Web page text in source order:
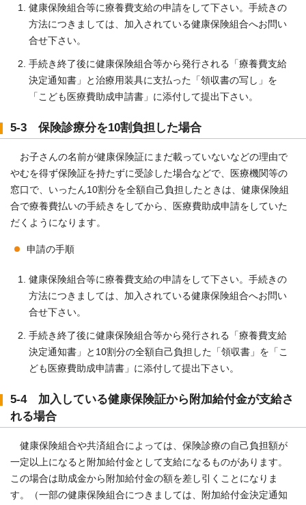
健康保険組合等に療養費支給の申請をして下さい。手続きの
方法につきましては、加入されている健康保険組合へお問い
合せ下さい。
手続き終了後に健康保険組合等から発行される「療養費支給
決定通知書」と治療用装具に支払った「領収書の写し」を
「こども医療費助成申請書」に添付して提出下さい。
5-3 保険診療分を10割負担した場合
お子さんの名前が健康保険証にまだ載っていないなどの理由で
やむを得ず保険証を持たずに受診した場合などで、医療機関等の
窓口で、いったん10割分を全額自己負担したときは、健康保険組
合で療養費払いの手続きをしてから、医療費助成申請をしていた
だくようになります。
申請の手順
健康保険組合等に療養費支給の申請をして下さい。手続きの
方法につきましては、加入されている健康保険組合へお問い
合せ下さい。
手続き終了後に健康保険組合等から発行される「療養費支給
決定通知書」と10割分の全額自己負担した「領収書」を「こ
ども医療費助成申請書」に添付して提出下さい。
5-4 加入している健康保険証から附加給付金が支給さ
れる場合
健康保険組合や共済組合によっては、保険診療の自己負担額が
一定以上になると附加給付金として支給になるものがあります。
この場合は助成金から附加給付金の額を差し引くことになりま
す。（一部の健康保険組合につきましては、附加給付金決定通知